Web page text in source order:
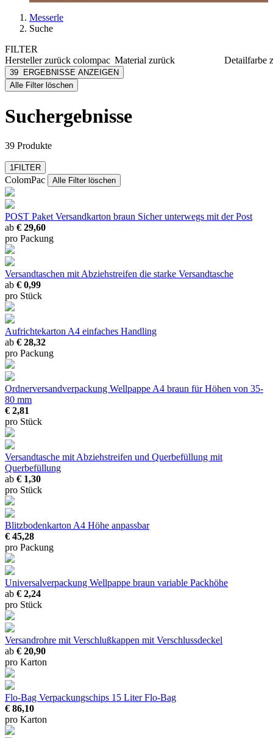
Messerle
Suche
FILTER
Herstellerzurück colompac
ColomPac
[e] one
3M
mehr anzeigen
Material zurück
Detailfarbe
39
ERGEBNISSE ANZEIGEN
Alle Filter löschen
Suchergebnisse
39 Produkte
1FILTER
ColomPac Alle Filter löschen
POST Paket Versandkarton braun Sicher unterwegs mit der Post
ab € 29,60
pro Packung
Versandtaschen mit Abziehstreifen die starke Versandtasche
ab € 0,99
pro Stück
Aufrichtekarton A4 einfaches Handling
ab € 28,32
pro Packung
Ordnerversandverpackung Wellpappe A4 braun für Höhen von 35-
80 mm
€ 2,81
pro Stück
Versandtasche mit Abziehstreifen und Querbefüllung mit
Querbefüllung
ab € 1,30
pro Stück
Blitzbodenkarton A4 Höhe anpassbar
€ 45,28
pro Packung
Universalverpackung Wellpappe braun variable Packhöhe
ab € 2,24
pro Stück
Versandrohre mit Verschlußkappen mit Verschlussdeckel
ab € 20,90
pro Karton
Flo-Bag Verpackungschips 15 Liter Flo-Bag
€ 86,10
pro Karton